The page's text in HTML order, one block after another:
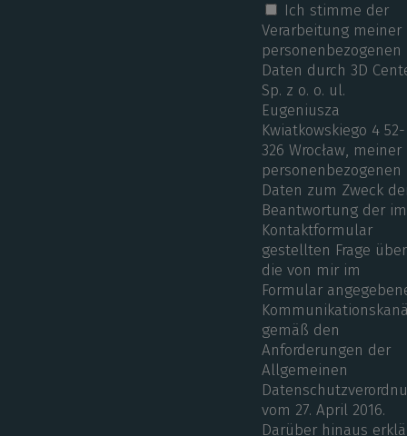
Ich stimme der
Verarbeitung meiner
personenbezogenen
Daten durch 3D
Sp. z o. o. ul.
Eugeniusza
Kwiatkowskiego 4 52-
326 Wrocław, meiner
personenbezogenen
Daten zum Zweck
Beantwortung der im
Kontaktformular
gestellten Frage über
die von mir im
Formular
gemäß den
Anforderungen der
Allgemeinen
vom 27. April 2016.
Darüber hinaus